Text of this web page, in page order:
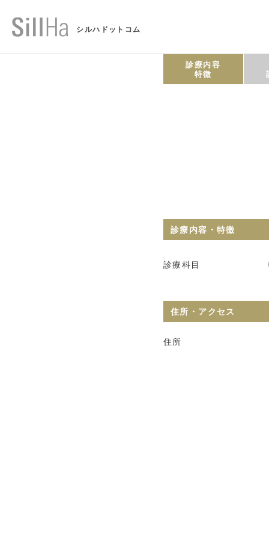
シルハドットコム
診療内容
特徴
診療内容・特徴
診療科目
住所・アクセス
住所